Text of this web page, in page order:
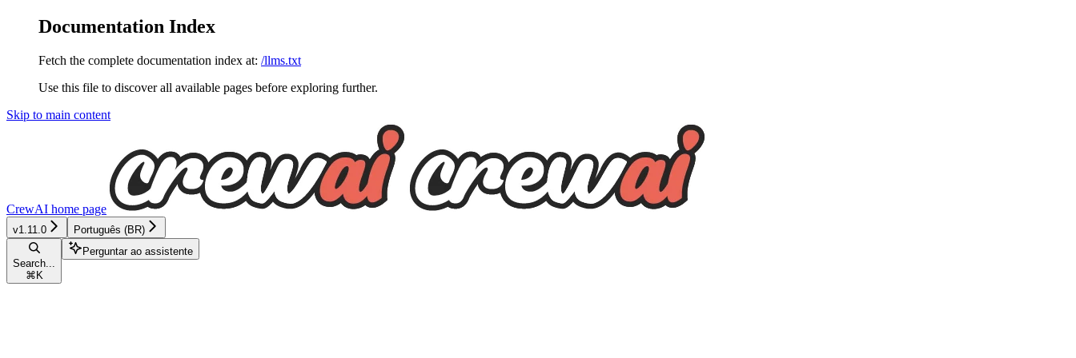
Documentation Index
Fetch the complete documentation index at: /llms.txt
Use this file to discover all available pages before exploring further.
Skip to main content
CrewAI home page
v1.11.0 Português (BR)
Search...
⌘ K
Perguntar ao assistente